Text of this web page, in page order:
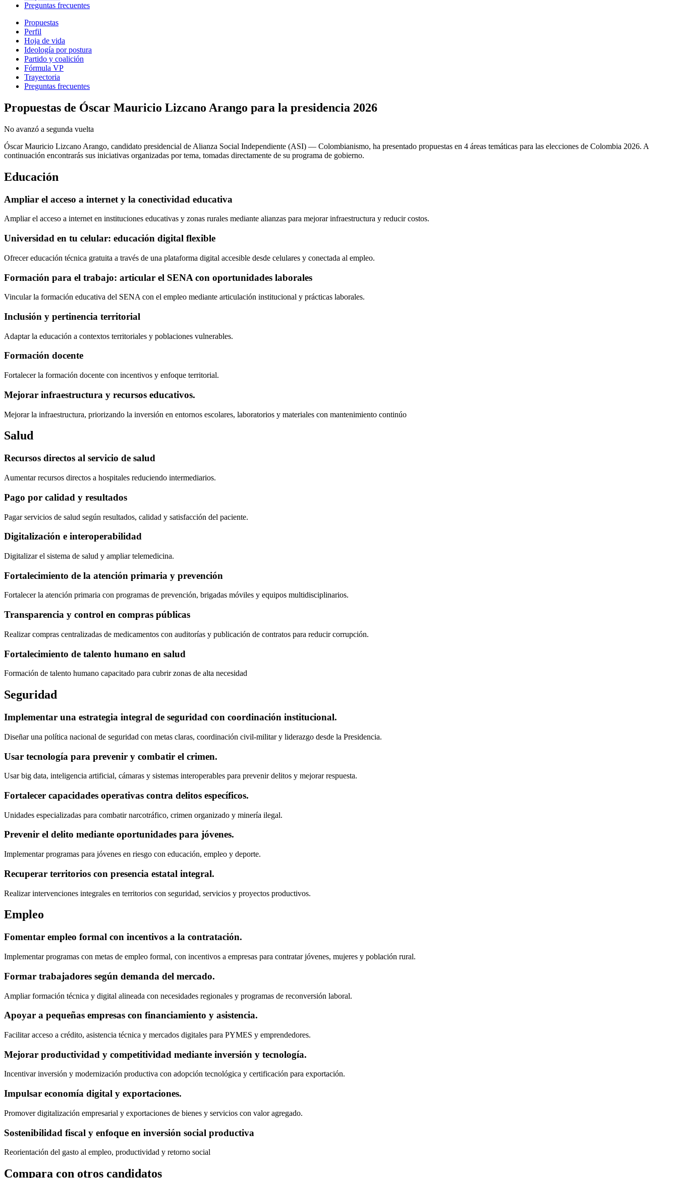
Preguntas frecuentes
Propuestas
Perfil
Hoja de vida
Ideología por postura
Partido y coalición
Fórmula VP
Trayectoria
Preguntas frecuentes
Propuestas de Óscar Mauricio Lizcano Arango para la presidencia 2026
No avanzó a segunda vuelta
Óscar Mauricio Lizcano Arango, candidato presidencial de Alianza Social Independiente (ASI) — Colombianismo, ha presentado propuestas en 4 áreas temáticas para las elecciones de Colombia 2026. A
continuación encontrarás sus iniciativas organizadas por tema, tomadas directamente de su programa de gobierno.
Educación
Ampliar el acceso a internet y la conectividad educativa
Ampliar el acceso a internet en instituciones educativas y zonas rurales mediante alianzas para mejorar infraestructura y reducir costos.
Universidad en tu celular: educación digital flexible
Ofrecer educación técnica gratuita a través de una plataforma digital accesible desde celulares y conectada al empleo.
Formación para el trabajo: articular el SENA con oportunidades laborales
Vincular la formación educativa del SENA con el empleo mediante articulación institucional y prácticas laborales.
Inclusión y pertinencia territorial
Adaptar la educación a contextos territoriales y poblaciones vulnerables.
Formación docente
Fortalecer la formación docente con incentivos y enfoque territorial.
Mejorar infraestructura y recursos educativos.
Mejorar la infraestructura, priorizando la inversión en entornos escolares, laboratorios y materiales con mantenimiento continúo
Salud
Recursos directos al servicio de salud
Aumentar recursos directos a hospitales reduciendo intermediarios.
Pago por calidad y resultados
Pagar servicios de salud según resultados, calidad y satisfacción del paciente.
Digitalización e interoperabilidad
Digitalizar el sistema de salud y ampliar telemedicina.
Fortalecimiento de la atención primaria y prevención
Fortalecer la atención primaria con programas de prevención, brigadas móviles y equipos multidisciplinarios.
Transparencia y control en compras públicas
Realizar compras centralizadas de medicamentos con auditorías y publicación de contratos para reducir corrupción.
Fortalecimiento de talento humano en salud
Formación de talento humano capacitado para cubrir zonas de alta necesidad
Seguridad
Implementar una estrategia integral de seguridad con coordinación institucional.
Diseñar una política nacional de seguridad con metas claras, coordinación civil-militar y liderazgo desde la Presidencia.
Usar tecnología para prevenir y combatir el crimen.
Usar big data, inteligencia artificial, cámaras y sistemas interoperables para prevenir delitos y mejorar respuesta.
Fortalecer capacidades operativas contra delitos específicos.
Unidades especializadas para combatir narcotráfico, crimen organizado y minería ilegal.
Prevenir el delito mediante oportunidades para jóvenes.
Implementar programas para jóvenes en riesgo con educación, empleo y deporte.
Recuperar territorios con presencia estatal integral.
Realizar intervenciones integrales en territorios con seguridad, servicios y proyectos productivos.
Empleo
Fomentar empleo formal con incentivos a la contratación.
Implementar programas con metas de empleo formal, con incentivos a empresas para contratar jóvenes, mujeres y población rural.
Formar trabajadores según demanda del mercado.
Ampliar formación técnica y digital alineada con necesidades regionales y programas de reconversión laboral.
Apoyar a pequeñas empresas con financiamiento y asistencia.
Facilitar acceso a crédito, asistencia técnica y mercados digitales para PYMES y emprendedores.
Mejorar productividad y competitividad mediante inversión y tecnología.
Incentivar inversión y modernización productiva con adopción tecnológica y certificación para exportación.
Impulsar economía digital y exportaciones.
Promover digitalización empresarial y exportaciones de bienes y servicios con valor agregado.
Sostenibilidad fiscal y enfoque en inversión social productiva
Reorientación del gasto al empleo, productividad y retorno social
Compara con otros candidatos